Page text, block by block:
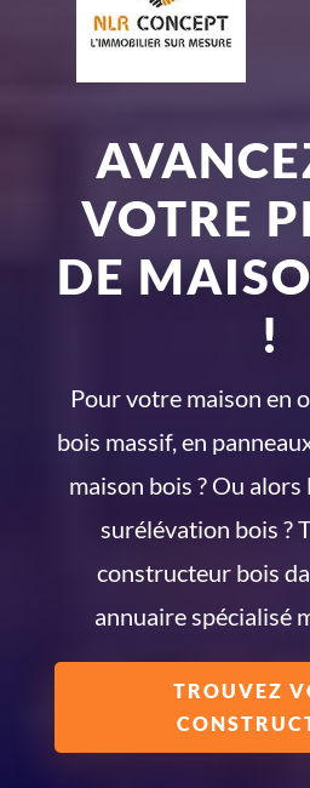
VOTRE
DE
!
Pour votre maison en
bois massif, en
maison bois ? Ou
surélévation bois ?
constructeur bois
annuaire spécialisé
TROUVEZ